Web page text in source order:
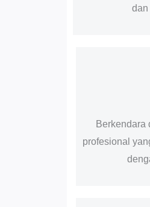
dan
Berkendara
profesional